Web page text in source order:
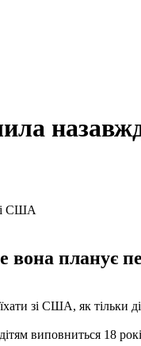
вона планує
зі США, як тільки
виповниться 18